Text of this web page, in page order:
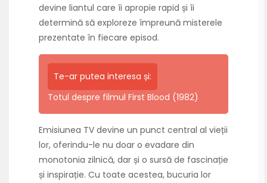
devine liantul care îi apropie rapid și îi
determină să exploreze împreună misterele
prezentate în fiecare episod.
Te-ar putea interesa și:
Totul despre filmul First Blood (1982)
Emisiunea TV devine un punct central al vieții
lor, oferindu-le nu doar o evadare din
monotonia zilnică, dar și o sursă de fascinație
și inspirație. Cu toate acestea, bucuria lor